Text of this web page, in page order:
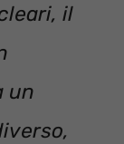
il
un